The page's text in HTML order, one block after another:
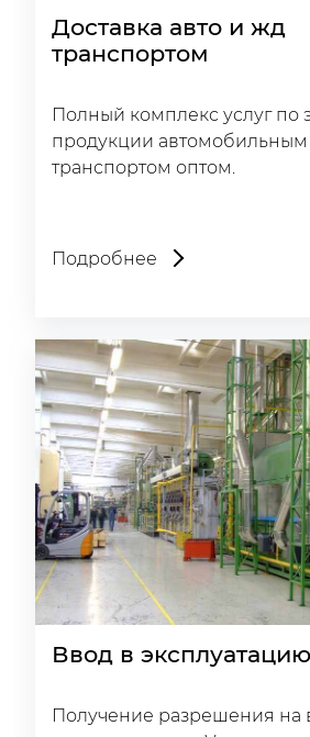
Доставка авто и жд
транспортом
Полный комплекс услуг по
продукции
транспортом оптом.
Подробнее
Ввод в эксплуатацию
Получение разрешения на